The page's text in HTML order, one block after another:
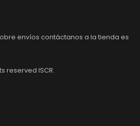
envíos contáctanos a la tienda es
reserved ISCR.